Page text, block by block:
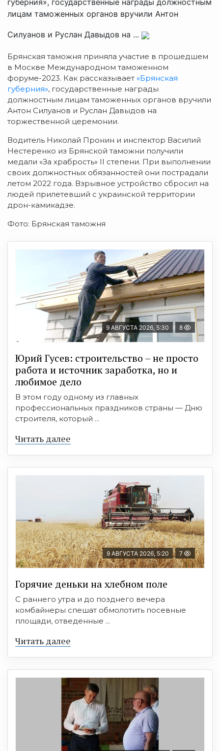
лицам таможенных органов вручили Антон
Силуанов и Руслан Давыдов на ...
Брянская таможня приняла участие в прошедшем
в Москве Международном таможенном
форуме-2023. Как рассказывает «Брянская
губерния», государственные награды
должностным лицам таможенных органов вручили
Антон Силуанов и Руслан Давыдов на
торжественной церемонии.
Водитель Николай Пронин и инспектор Василий
Нестеренко из Брянской таможни получили
медали «За храбрость» II степени. При выполнении
своих должностных обязанностей они пострадали
летом 2022 года. Взрывное устройство сбросил на
людей прилетевший с украинской территории
дрон-камикадзе.
Фото: Брянская таможня
9 АВГУСТА 2026, 5:30 8
Юрий Гусев: строительство – не просто
работа и источник заработка, но и
любимое дело
В этом году одному из главных
профессиональных праздников страны — Дню
строителя, который ...
Читать далее
9 АВГУСТА 2026, 5:20 7
Горячие деньки на хлебном поле
С раннего утра и до позднего вечера
комбайнеры спешат обмолотить посевные
площади, отведенные ...
Читать далее